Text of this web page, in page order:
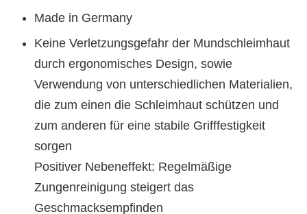
Made in Germany
Keine Verletzungsgefahr der Mundschleimhaut
durch ergonomisches Design, sowie
Verwendung von unterschiedlichen Materialien,
die zum einen die Schleimhaut schützen und
zum anderen für eine stabile Grifffestigkeit
sorgen
Positiver Nebeneffekt: Regelmäßige
Zungenreinigung steigert das
Geschmacksempfinden